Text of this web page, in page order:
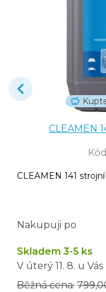
CLEAMEN
Kód
CLEAMEN 141
Nakupuji po
Skladem 3-5 ks
V úterý 11. 8. u Vás
Běžná cena: